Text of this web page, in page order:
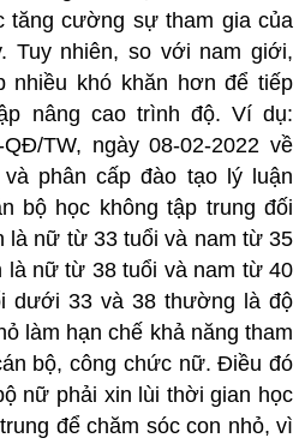
tăng cường sự tham gia của
Tuy nhiên, so với nam giới,
nhiều khó khăn hơn để tiếp
nâng cao trình độ. Ví dụ:
TW, ngày 08-02-2022 về
phân cấp đào tạo lý luận
bộ học không tập trung đối
là nữ từ 33 tuổi và nam từ 35
là nữ từ 38 tuổi và nam từ 40
dưới 33 và 38 thường là độ
làm hạn chế khả năng tham
bộ, công chức nữ. Điều đó
nữ phải xin lùi thời gian học
để chăm sóc con nhỏ, vì